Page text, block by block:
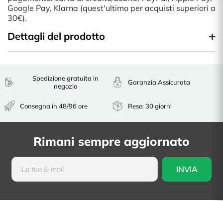
Google Pay, Klarna (quest'ultimo per acquisti superiori a
30€).
Dettagli del prodotto
Spedizione gratuita in
negozio
Consegna in 48/96 ore
Garanzia Assicurata
Reso: 30 giorni
Rimani sempre aggiornato